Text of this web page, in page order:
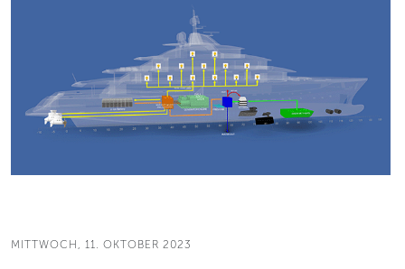
MITTWOCH, 11. OKTOBER 2023